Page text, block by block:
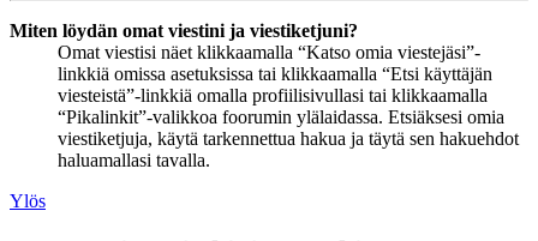
Miten löydän omat viestini ja viestiketjuni?
Omat viestisi näet klikkaamalla “Katso omia viestejäsi”-
linkkiä omissa asetuksissa tai klikkaamalla “Etsi käyttäjän
viesteistä”-linkkiä omalla profiilisivullasi tai klikkaamalla
“Pikalinkit”-valikkoa foorumin ylälaidassa. Etsiäksesi omia
viestiketjuja, käytä tarkennettua hakua ja täytä sen hakuehdot
haluamallasi tavalla.
Ylös